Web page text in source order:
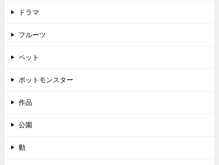
ドラマ
フルーツ
ペット
ポットモンスター
作品
公園
動